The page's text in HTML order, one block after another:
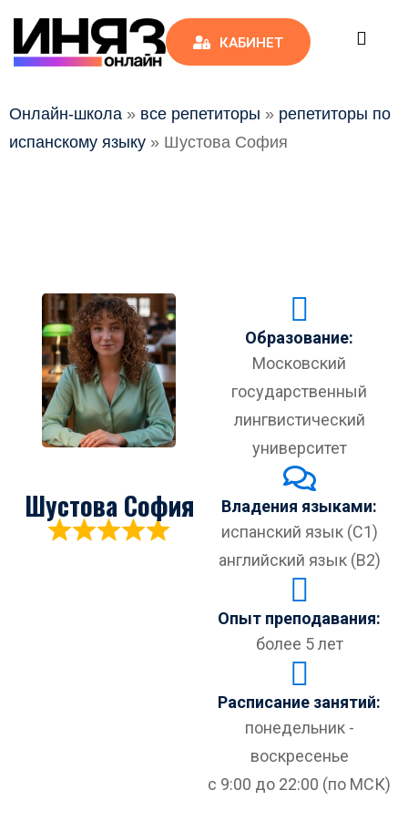
КАБИНЕТ
Онлайн-школа » все репетиторы » репетиторы по
испанскому языку » Шустова София
Шустова София
Образование:
Московский
государственный
лингвистический
университет
Владения языками:
испанский язык (C1)
английский язык (B2)
Опыт преподавания:
более 5 лет
Расписание занятий:
понедельник -
воскресенье
с 9:00 до 22:00 (по МСК)